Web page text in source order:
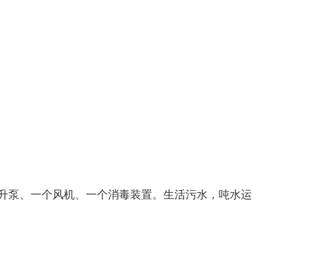
一个风机、一个消毒装置。生活污水，吨水运